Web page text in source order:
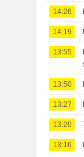
14:26
14:19
13:55
13:50
13:27
13:20
13:16